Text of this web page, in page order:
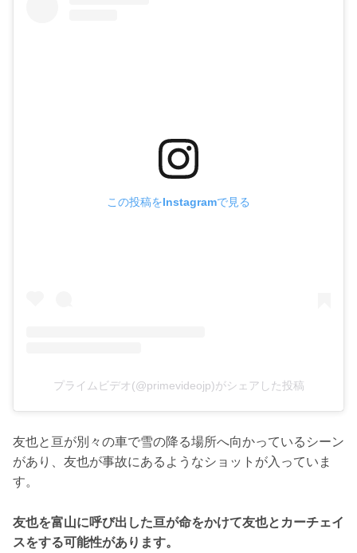
この投稿をInstagramで見る
プライムビデオ(@primevideojp)がシェアした投稿
友也と亘が別々の車で雪の降る場所へ向かっているシーン
があり、友也が事故にあるようなショットが入っていま
す。
友也を富山に呼び出した亘が命をかけて友也とカーチェイ
スをする可能性があります。